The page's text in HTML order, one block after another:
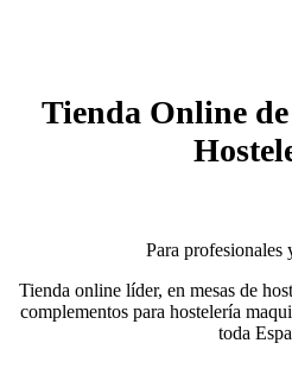
Tienda Online
Para profesionales
Tienda online líder, en mesas de
complementos para hostelería
toda